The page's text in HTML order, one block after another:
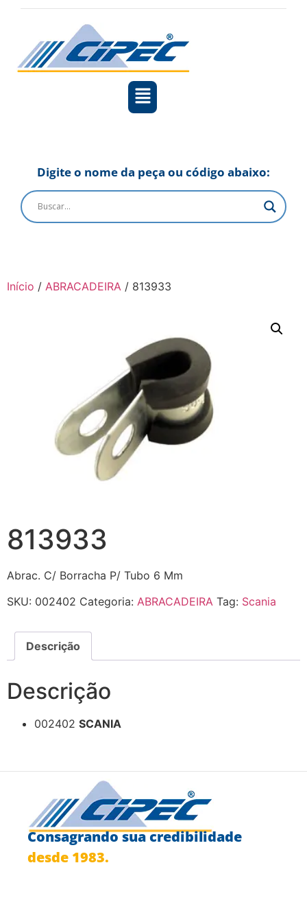
Digite o nome da peça ou código abaixo:
Início / ABRACADEIRA / 813933
813933
Abrac. C/ Borracha P/ Tubo 6 Mm
SKU: 002402 Categoria: ABRACADEIRA Tag: Scania
Descrição
Descrição
002402 SCANIA
Consagrando sua credibilidade
desde 1983.